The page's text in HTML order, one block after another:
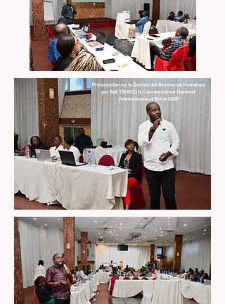
étroite avec le Programme National de Lutte
contre le SIDA (PNLS), le Programme
National Multisectoriel de Lutte contre le
SIDA (PNMLS) et les Zones de Santé
appuyées avec un financement PEPFAR à
travers l’USAID.
USAID ESPOIR 2030-KINSHASA se
concentrera sur les objectifs suivants :
1.Augmenter le recours au service de
prévention de VIH et autres services pour les
populations prioritaires et clés ;
2.Augmenter le recours de service de
dépistage du VIH au niveau des
établissements et de la communauté ;
3.Accroitre l’adoption et l’engagement
continu dans les services de traitement du
VIH, d’OEV et des laboratoires de hautes
qualités ;